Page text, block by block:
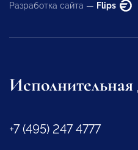
Разработка сайта — Flips
+7 (495) 247 4777